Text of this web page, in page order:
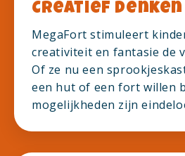
Creatief denken
MegaFort stimuleert
creativiteit en fantasie de
Of ze nu een
een hut of een fort willen
mogelijkheden zijn